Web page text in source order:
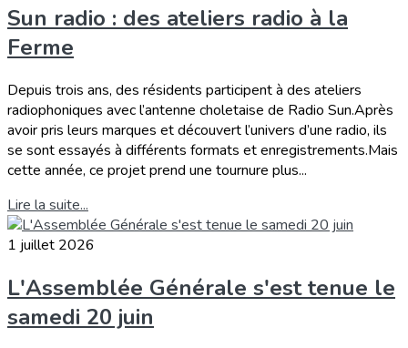
Sun radio : des ateliers radio à la
Ferme
Depuis trois ans, des résidents participent à des ateliers
radiophoniques avec l’antenne choletaise de Radio Sun.Après
avoir pris leurs marques et découvert l’univers d’une radio, ils
se sont essayés à différents formats et enregistrements.Mais
cette année, ce projet prend une tournure plus...
Lire la suite...
1 juillet 2026
L'Assemblée Générale s'est tenue le
samedi 20 juin